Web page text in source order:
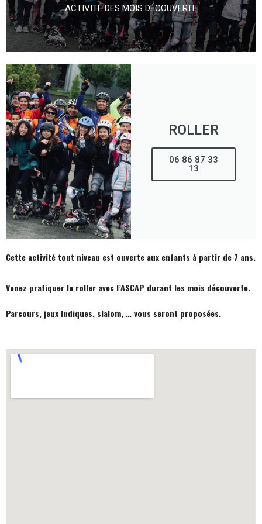
ACTIVITÉ DES MOIS DÉCOUVERTE
ROLLER
06 86 87 33
13
Cette activité tout niveau est ouverte aux enfants à partir de 7 ans.
Venez pratiquer le roller avec l’ASCAP durant les mois découverte.
Parcours, jeux ludiques, slalom, … vous seront proposées.